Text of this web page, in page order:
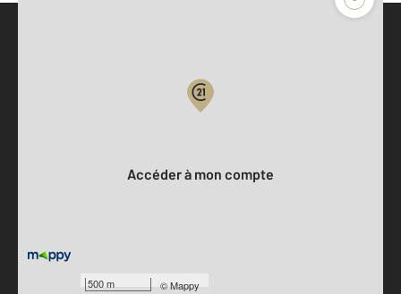
500 m ©Mappy
Accéder à mon compte